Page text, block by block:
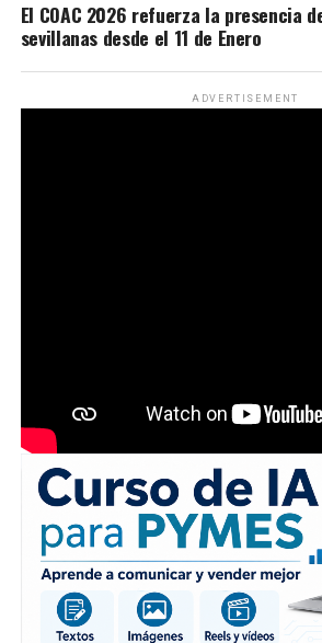
El COAC 2026 refuerza la presencia
sevillanas desde el 11 de Enero
ADVERTISEMENT